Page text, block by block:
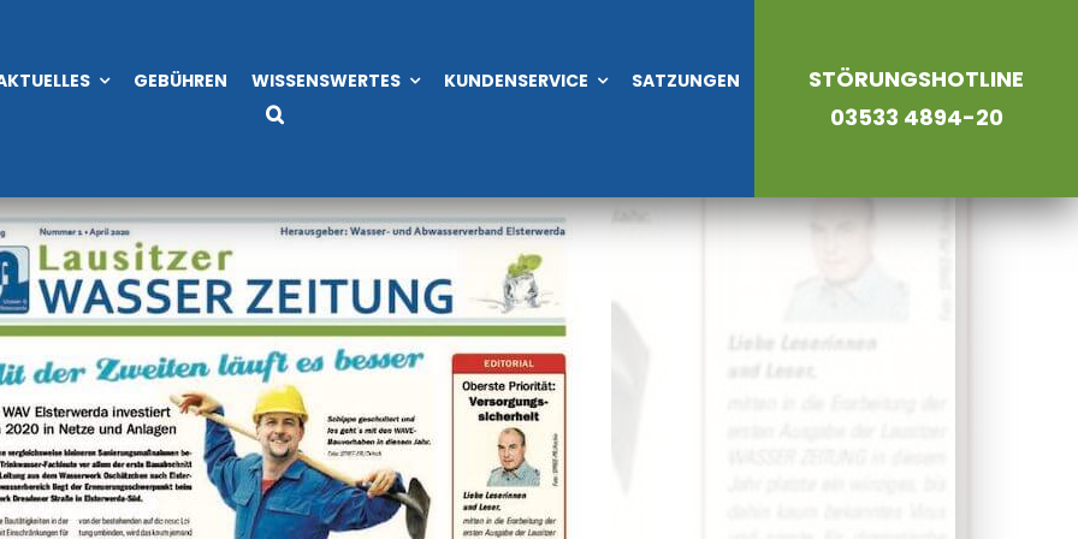
GEBÜHREN WISSENSWERTES KUNDENSERVICE SATZUNGEN
STÖRUNGSHOTLINE
03533 4894-20